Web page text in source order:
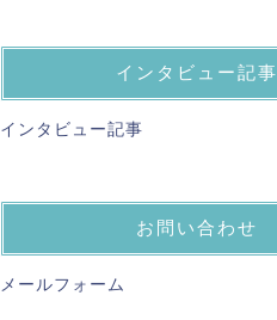
インタビュー記事
インタビュー記事
お問い合わせ
メールフォーム